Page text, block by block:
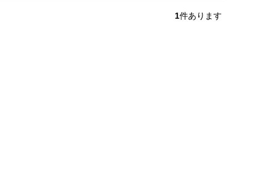
1件あります